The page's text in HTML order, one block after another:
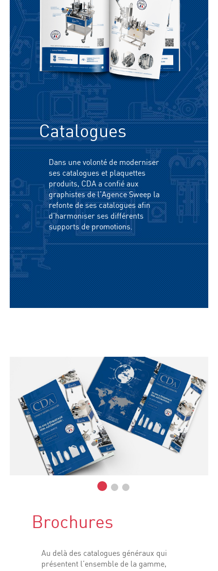
Catalogues
Dans une volonté de moderniser
ses catalogues et plaquettes
produits, CDA a confié aux
graphistes de l’Agence Sweep la
refonte de ses catalogues afin
d’harmoniser ses différents
supports de promotions.
Brochures
Au delà des catalogues généraux qui
présentent l’ensemble de la gamme,